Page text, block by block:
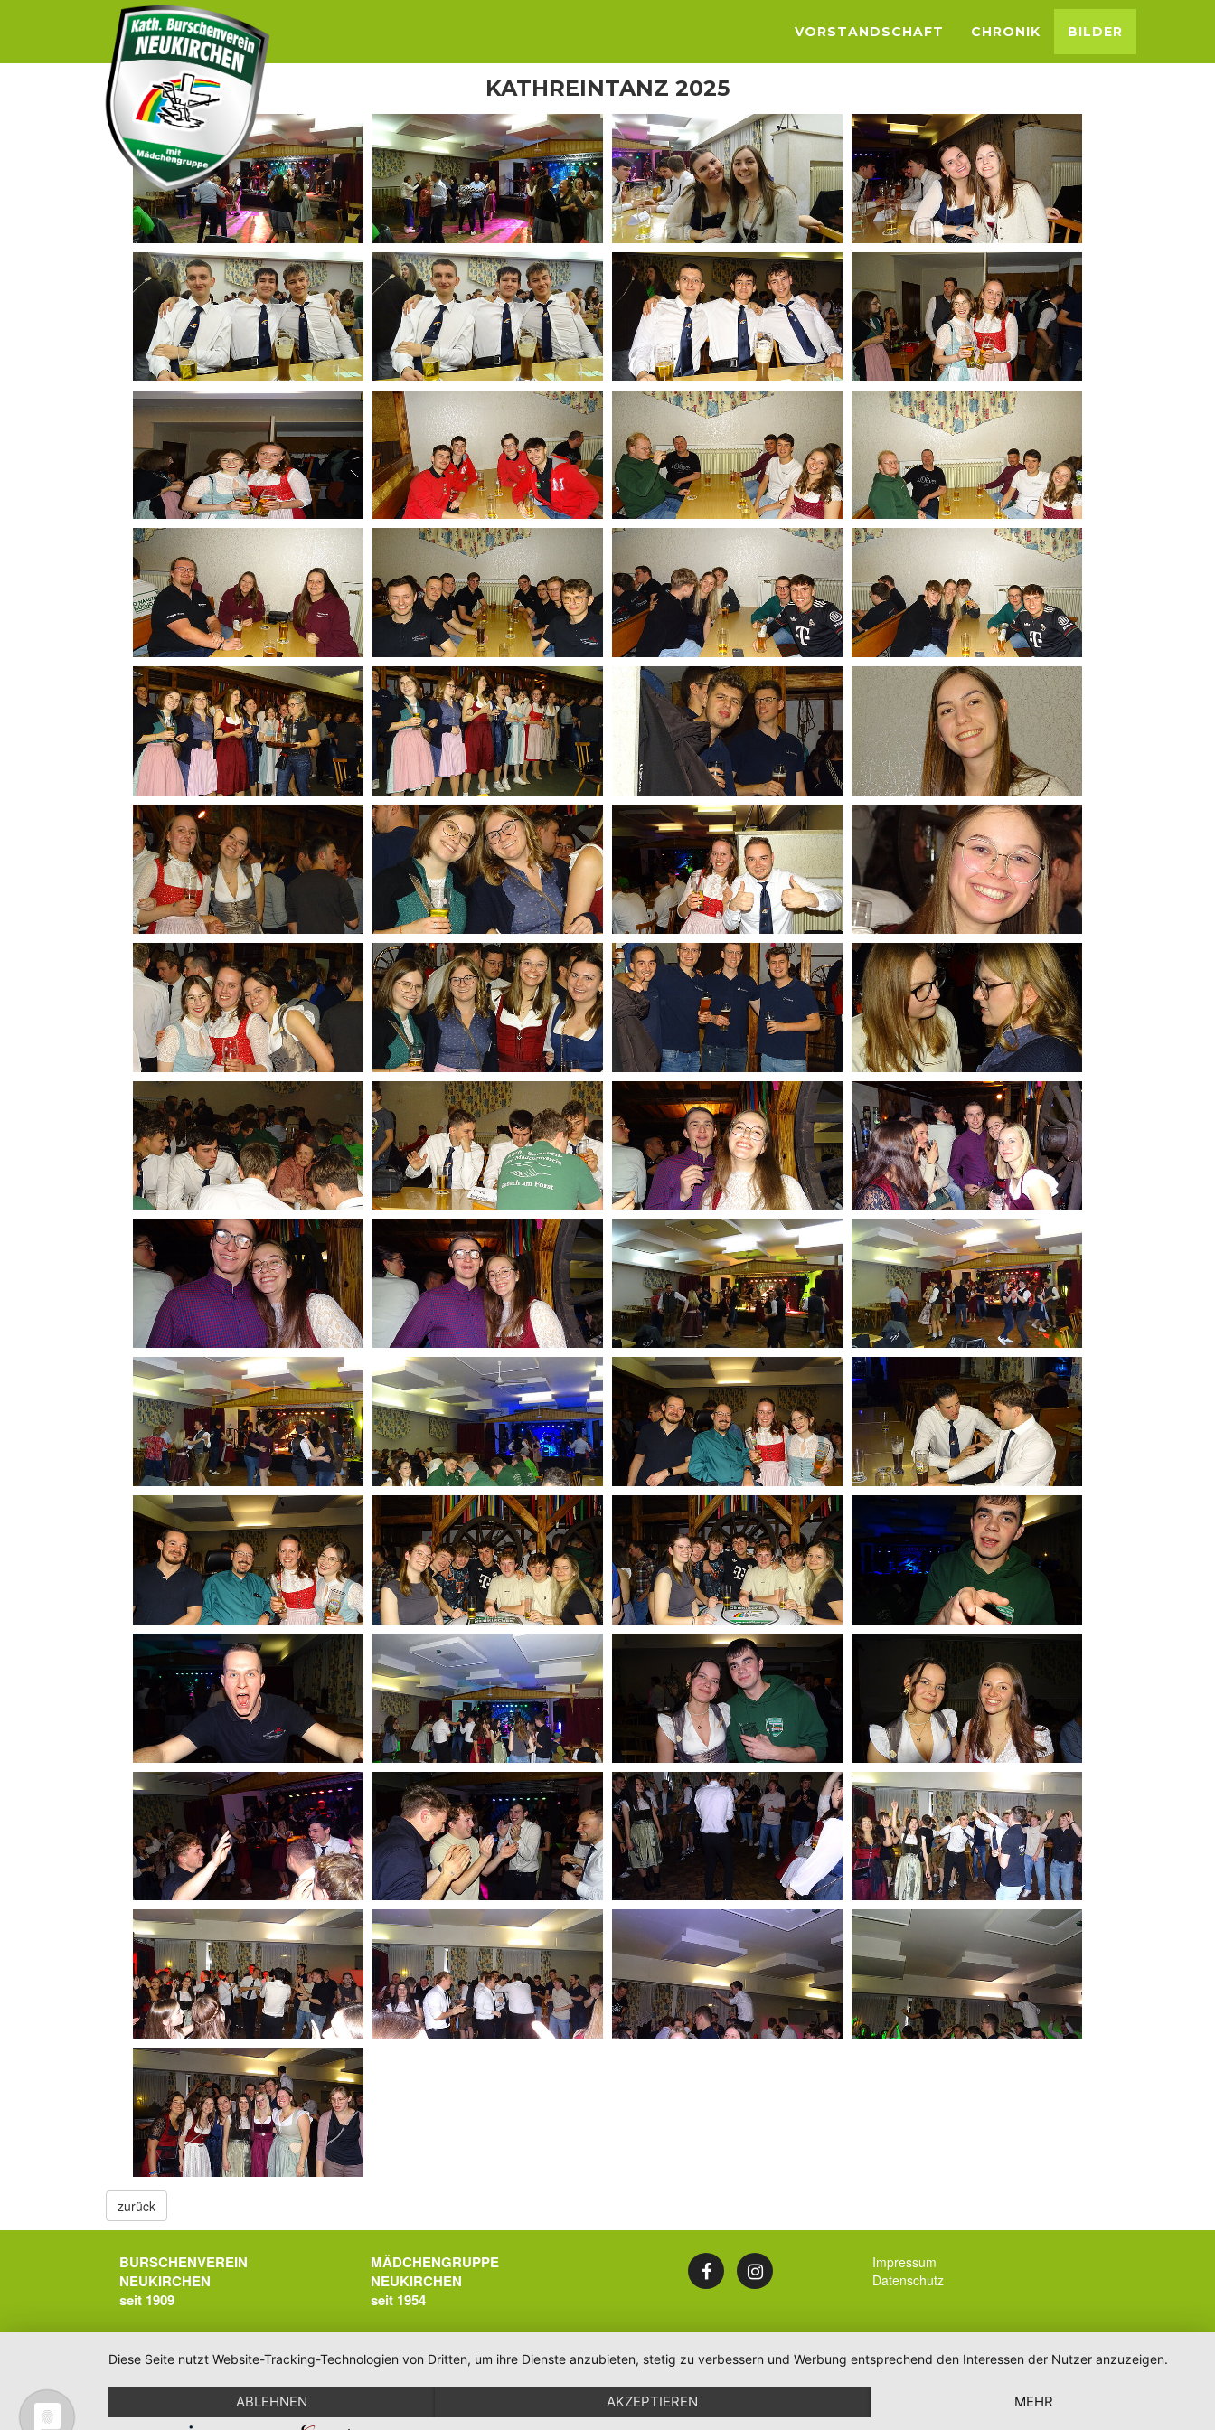
VORSTANDSCHAFT CHRONIK BILDER
KATHREINTANZ 2025
zurück
BURSCHENVEREIN
NEUKIRCHEN
seit 1909
MÄDCHENGRUPPE
NEUKIRCHEN
seit 1954
Impressum
Datenschutz
Diese Seite nutzt Website-Tracking-Technologien von Dritten, um ihre Dienste anzubieten, stetig zu verbessern und Werbung entsprechend den Interessen der Nutzer anzuzeigen.
ABLEHNEN AKZEPTIEREN MEHR